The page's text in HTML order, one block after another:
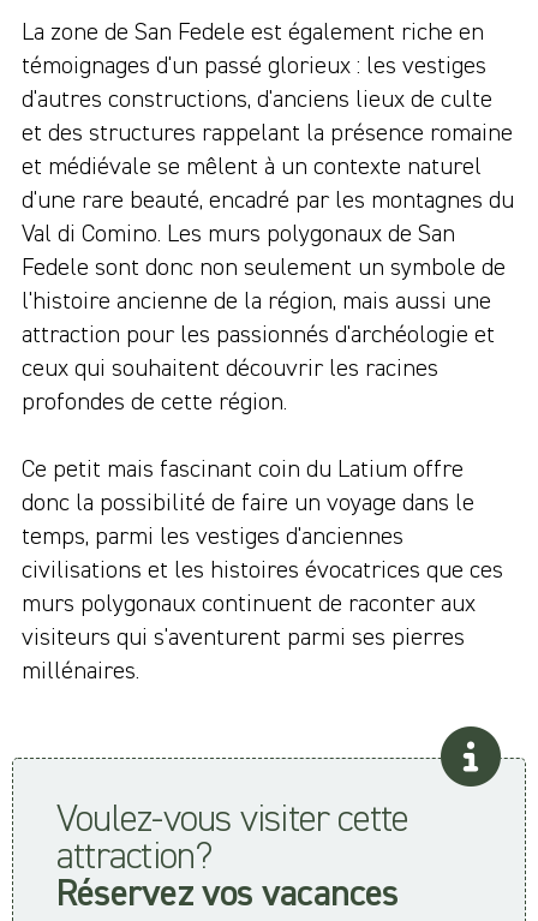
La zone de San Fedele est également riche en
témoignages d'un passé glorieux : les vestiges
d'autres constructions, d'anciens lieux de culte
et des structures rappelant la présence romaine
et médiévale se mêlent à un contexte naturel
d'une rare beauté, encadré par les montagnes du
Val di Comino. Les murs polygonaux de San
Fedele sont donc non seulement un symbole de
l'histoire ancienne de la région, mais aussi une
attraction pour les passionnés d'archéologie et
ceux qui souhaitent découvrir les racines
profondes de cette région.
Ce petit mais fascinant coin du Latium offre
donc la possibilité de faire un voyage dans le
temps, parmi les vestiges d'anciennes
civilisations et les histoires évocatrices que ces
murs polygonaux continuent de raconter aux
visiteurs qui s'aventurent parmi ses pierres
millénaires.
Voulez-vous visiter cette
attraction?
Réservez vos vacances